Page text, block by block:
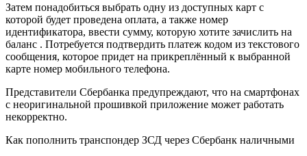
Затем понадобиться выбрать одну из доступных карт с
которой будет проведена оплата, а также номер
идентификатора, ввести сумму, которую хотите зачислить на
баланс . Потребуется подтвердить платеж кодом из текстового
сообщения, которое придет на прикреплённый к выбранной
карте номер мобильного телефона.
Представители Сбербанка предупреждают, что на смартфонах
с неоригинальной прошивкой приложение может работать
некорректно.
Как пополнить транспондер ЗСД через Сбербанк наличными